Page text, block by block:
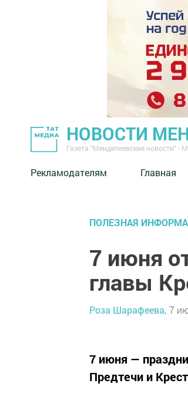
НОВОСТИ
Газета "Менделеевские новости" -
Рекламодателям Главная
ПОЛЕЗНАЯ
7 июня
главы
Роза Шарафеева, 7
7 июня —
Предтечи и